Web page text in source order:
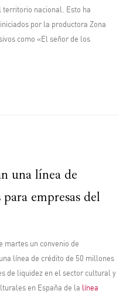
nacional. Esto ha
por la productora Zona
como «El señor de los
una línea de
empresas del
martes un convenio de
una línea de crédito de 50 millones
de liquidez en el sector cultural y
en España de la línea